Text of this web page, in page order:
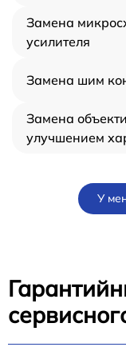
Замена
усилителя
Замена шим
Замена
улучшением
У